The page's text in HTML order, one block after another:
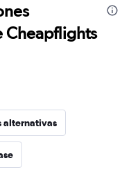
Cheapflights
alternativas